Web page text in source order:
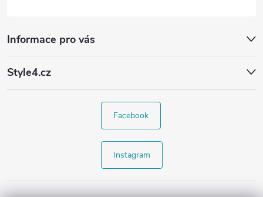
Informace pro vás
Style4.cz
Facebook
Instagram